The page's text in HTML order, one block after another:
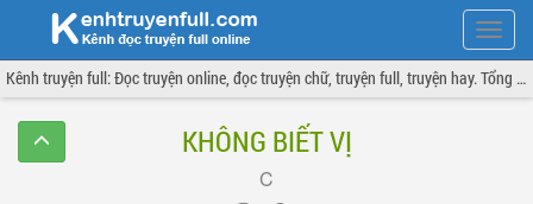
Hiện
menu
Kênh truyện full: Đọc truyện online, đọc truyện chữ, truyện full, truyện hay. Tổng hợp đầy đủ và cập nhật liên tục.
KHÔNG BIẾT VỊ